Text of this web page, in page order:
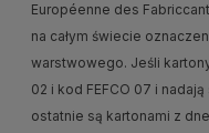
Européenne des
na całym świecie
warstwowego. Jeśli
02 i kod FEFCO 07 i
ostatnie są kartonami z